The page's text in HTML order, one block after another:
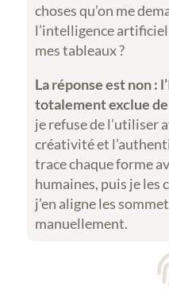
choses qu’on me
l’intelligence
mes tableaux ?
La réponse est non :
totalement exclue
je refuse de l’utiliser
créativité et
trace chaque forme
humaines, puis je les
j’en aligne les
manuellement.